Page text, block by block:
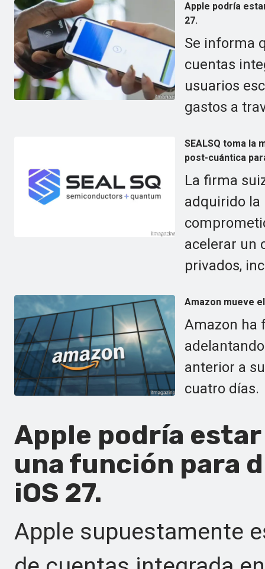
Apple podría
27.
Se informa
cuentas
usuarios
gastos a
SEALSQ toma la
post-cuántica
La firma
adquirido la
acelerar un
privados,
Amazon mueve
Amazon ha
anterior a
cuatro días.
Apple podría
una función para
iOS 27.
Apple supuestamente